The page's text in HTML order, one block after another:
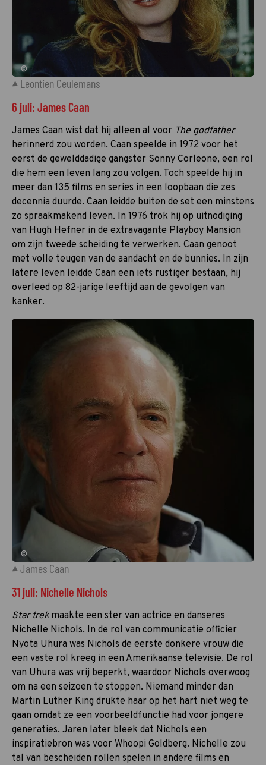
©
Leontien Ceulemans
6 juli: James Caan
James Caan wist dat hij alleen al voor The godfather
herinnerd zou worden. Caan speelde in 1972 voor het
eerst de gewelddadige gangster Sonny Corleone, een rol
die hem een leven lang zou volgen. Toch speelde hij in
meer dan 135 films en series in een loopbaan die zes
decennia duurde. Caan leidde buiten de set een minstens
zo spraakmakend leven. In 1976 trok hij op uitnodiging
van Hugh Hefner in de extravagante Playboy Mansion
om zijn tweede scheiding te verwerken. Caan genoot
met volle teugen van de aandacht en de bunnies. In zijn
latere leven leidde Caan een iets rustiger bestaan, hij
overleed op 82-jarige leeftijd aan de gevolgen van
kanker.
©
James Caan
31 juli: Nichelle Nichols
Star trek maakte een ster van actrice en danseres
Nichelle Nichols. In de rol van communicatie officier
Nyota Uhura was Nichols de eerste donkere vrouw die
een vaste rol kreeg in een Amerikaanse televisie. De rol
van Uhura was vrij beperkt, waardoor Nichols overwoog
om na een seizoen te stoppen. Niemand minder dan
Martin Luther King drukte haar op het hart niet weg te
gaan omdat ze een voorbeeldfunctie had voor jongere
generaties. Jaren later bleek dat Nichols een
inspiratiebron was voor Whoopi Goldberg. Nichelle zou
tal van bescheiden rollen spelen in andere films en